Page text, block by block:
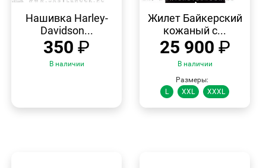
ПРОСМОТР
Нашивка Harley-
Davidson...
350 ₽
В наличии
ПРОСМОТР
Жилет Байкерский
кожаный с...
25 900 ₽
В наличии
Размеры:
L
XXL XXXL